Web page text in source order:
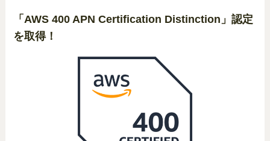
「AWS 400 APN Certification Distinction」認定
を取得！